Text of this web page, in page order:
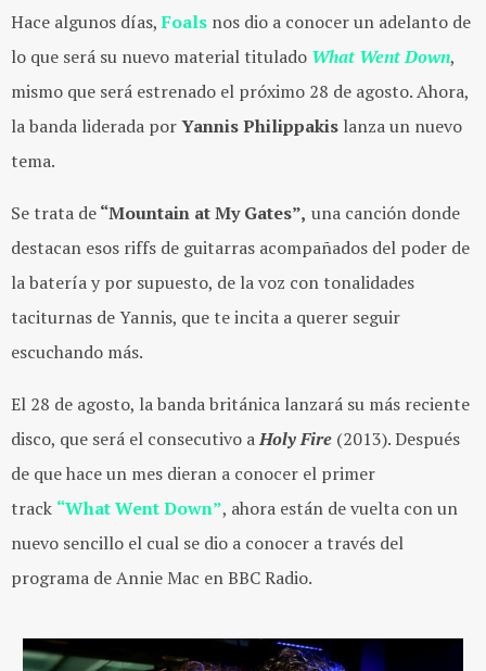
Hace algunos días,Foals nos dio a conocer un adelanto de
lo que será su nuevo material titulado What Went Down,
mismo que será estrenado el próximo 28 de agosto. Ahora,
la banda liderada porYannis Philippakis lanza un nuevo
tema.
Se trata de“Mountain at My Gates”, una canción donde
destacan esos riffs de guitarras acompañados del poder de
la batería y por supuesto, de la voz con tonalidades
taciturnas de Yannis, que te incita a querer seguir
escuchando más.
El 28 de agosto, la banda británica lanzará su más reciente
disco, que será el consecutivo aHoly Fire (2013). Después
de que hace un mes dieran a conocer el primer
track “What Went Down”, ahora están de vuelta con un
nuevo sencillo el cual se dio a conocer a través del
programa de Annie Mac en BBC Radio.